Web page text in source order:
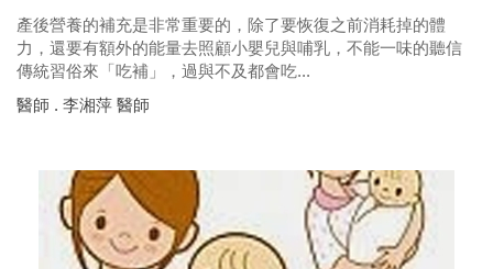
產後營養的補充是非常重要的，除了要恢復之前消耗掉的體
力，還要有額外的能量去照顧小嬰兒與哺乳，不能一味的聽信
傳統習俗來「吃補」，過與不及都會吃...
醫師 . 李湘萍 醫師